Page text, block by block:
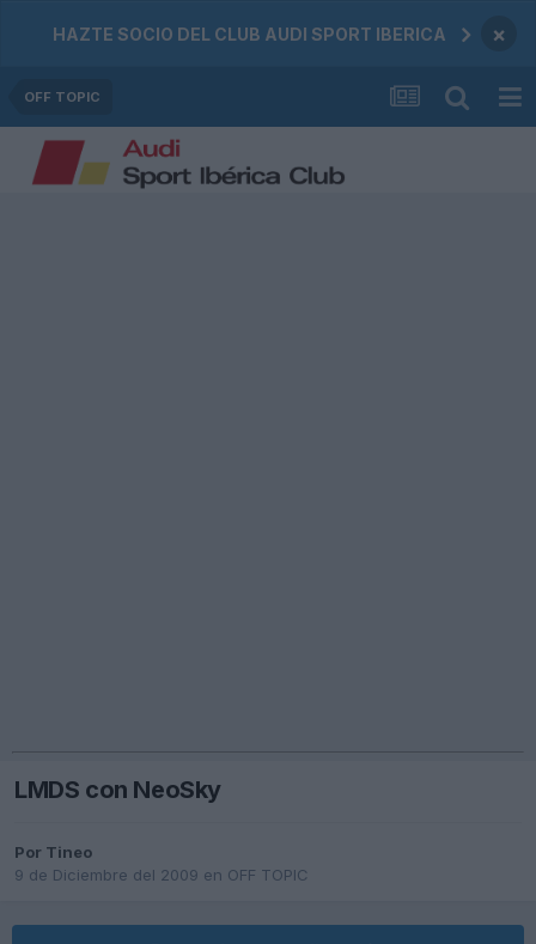
HAZTE SOCIO DEL CLUB AUDI SPORT IBERICA ×
OFF TOPIC
LMDS con NeoSky
Por Tineo
9 de Diciembre del 2009 en OFF TOPIC